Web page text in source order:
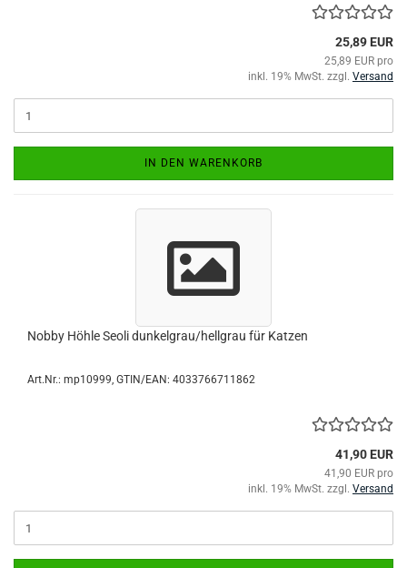
25,89 EUR
25,89 EUR pro
inkl. 19% MwSt. zzgl. Versand
IN DEN WARENKORB
Nobby Höhle Seoli dunkelgrau/hellgrau für Katzen
Art.Nr.: mp10999 GTIN/EAN: 4033766711862
41,90 EUR
41,90 EUR pro
inkl. 19% MwSt. zzgl. Versand